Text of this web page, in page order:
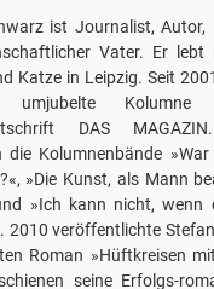
ist Journalist, Autor,
Vater. Er lebt
Katze in Leipzig. Seit
DAS
die Kolumnenbände
»Die Kunst, als Mann
»Ich kann nicht, wenn
2010 veröffentlichte
Roman »Hüftkreisen
seine Erfolgs-